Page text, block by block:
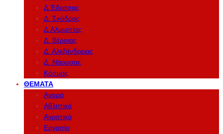
Δ.Έδεσσας
Δ. Σκύδρας
Δ.Αλμωπίας
Δ. Βέροιας
Δ. Αλεξάνδρειας
Δ. Νάουσας
Κόσμος
ΘΈΜΑΤΑ
Αγορά
Αθλητικά
Αγροτικά
Εργασία